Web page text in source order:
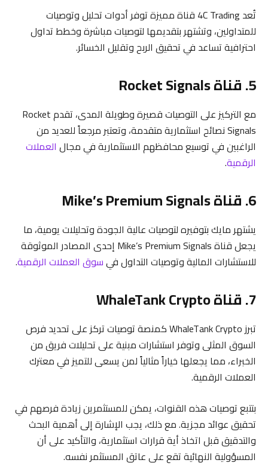
تُعد 4C Trading قناة مميزة توفر أدوات تحليل وتوصيات
للمتداولين، وتشتهر بتقديمها لتوصيات مباشرة وخطط تداول
احترافية تساعد في تحقيق الربح وتقليل الخسائر.
5. قناة Rocket Signals
مع التركيز على التوصيات قصيرة وطويلة المدى، تقدم Rocket
Signals نصائح استثمارية متقدمة، وتعتبر مرجعاً للعديد من
الراغبين في توسيع محافظهم الاستثمارية في مجال العملات
الرقمية.
6. قناة Mike’s Premium Signals
يشتهر مايك بتوفيره لتوصيات عالية الجودة وتحليلات يومية، ما
يجعل قناة Mike’s Premium Signals إحدى المصادر الموثوقة
للاستشارات المالية وتوصيات التداول فيسوق العملات الرقمية.
7. قناة WhaleTank Crypto
تبرز WhaleTank Crypto كمنصة توصيات تركز على تحديد فرص
السوق المثلى وتوفر استشارات مبنية على تحليلات فريق من
الخبراء، مما يجعلها خياراً مثالياً لمن يسعى للتميز في معترك
العملات الرقمية.
بتتبع توصيات هذه القنوات، يمكن للمستثمرين زيادة فرصهم في
تحقيق عوائد مجزية. مع ذلك، يجب الإشارة إلى أهمية البحث
والتدقيق قبل اتخاذ أية قرارات استثمارية، والتأكيد على أن
المسؤولية النهائية تقع على عاتق المستثمر نفسه.